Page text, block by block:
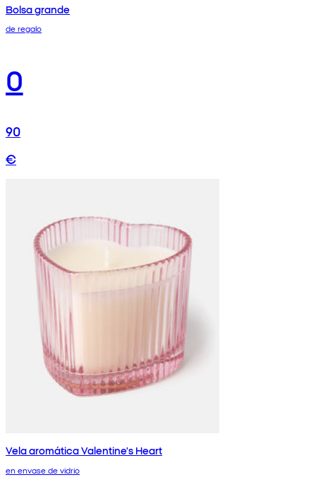
Bolsa grande
de regalo
0
90
€
Vela aromática Valentine's Heart
en envase de vidrio